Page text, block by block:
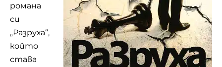
романа
си
„Разруха“,
който
става